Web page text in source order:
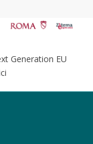
Generation EU